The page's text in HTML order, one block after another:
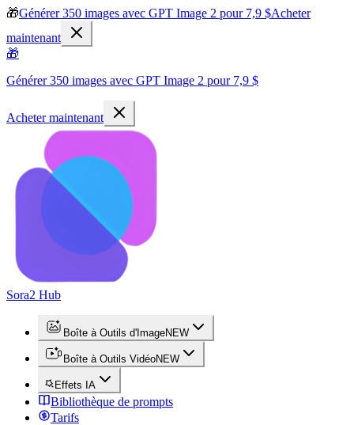
🎁Générer 350 images avec GPT Image 2 pour 7,9 $Acheter
maintenant
🎁
Générer 350 images avec GPT Image 2 pour 7,9 $
Acheter maintenant
Sora2 Hub
Boîte à Outils d'ImageNEW
Boîte à Outils VidéoNEW
Effets IA
Bibliothèque de prompts
Tarifs